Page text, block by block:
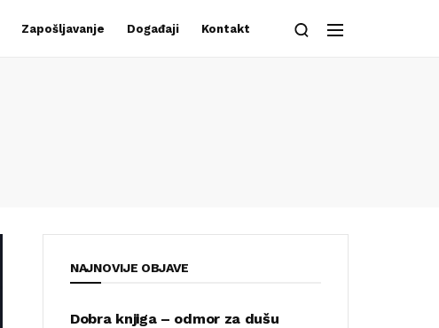
Zapošljavanje Događaji Kontakt
NAJNOVIJE OBJAVE
Dobra knjiga – odmor za dušu